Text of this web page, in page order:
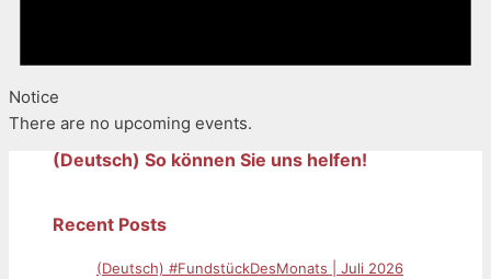
Notice
There are no upcoming events.
(Deutsch) So können Sie uns helfen!
Recent Posts
(Deutsch) #FundstückDesMonats | Juli 2026